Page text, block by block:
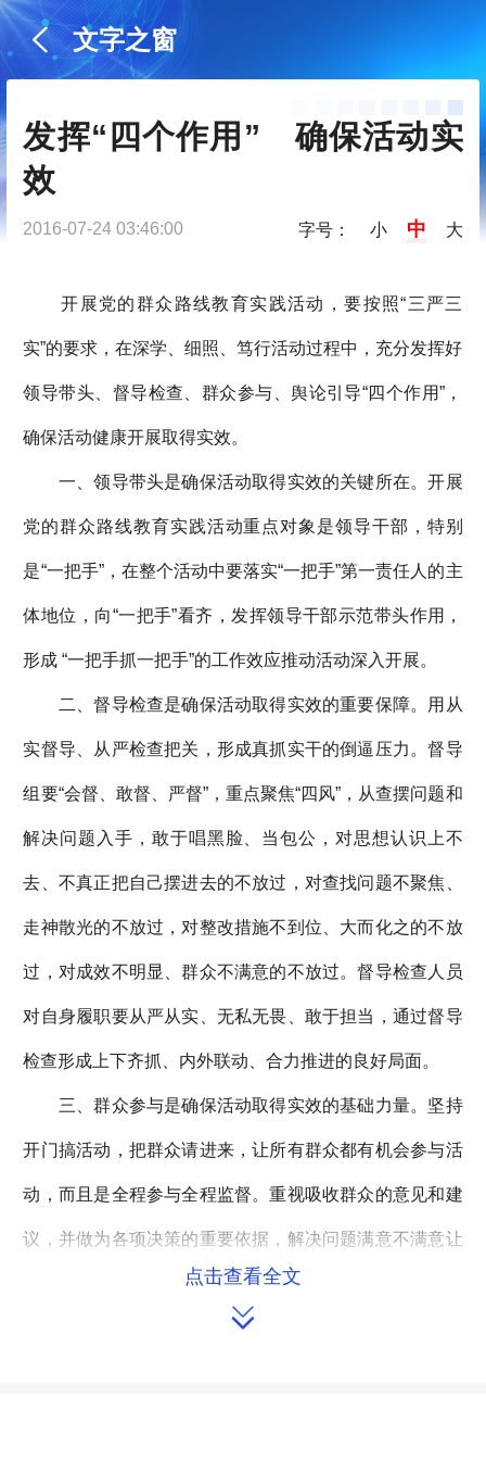
文字之窗
发挥“四个作用”　确保活动实
效
2016-07-24 03:46:00 字号： 小 中 大
开展党的群众路线教育实践活动，要按照“三严三
实”的要求，在深学、细照、笃行活动过程中，充分发挥好
领导带头、督导检查、群众参与、舆论引导“四个作用”，
确保活动健康开展取得实效。
一、领导带头是确保活动取得实效的关键所在。开展
党的群众路线教育实践活动重点对象是领导干部，特别
是“一把手”，在整个活动中要落实“一把手”第一责任人的主
体地位，向“一把手”看齐，发挥领导干部示范带头作用，
形成 “一把手抓一把手”的工作效应推动活动深入开展。
二、督导检查是确保活动取得实效的重要保障。用从
实督导、从严检查把关，形成真抓实干的倒逼压力。督导
组要“会督、敢督、严督”，重点聚焦“四风”，从查摆问题和
解决问题入手，敢于唱黑脸、当包公，对思想认识上不
去、不真正把自己摆进去的不放过，对查找问题不聚焦、
走神散光的不放过，对整改措施不到位、大而化之的不放
过，对成效不明显、群众不满意的不放过。督导检查人员
对自身履职要从严从实、无私无畏、敢于担当，通过督导
检查形成上下齐抓、内外联动、合力推进的良好局面。
三、群众参与是确保活动取得实效的基础力量。坚持
开门搞活动，把群众请进来，让所有群众都有机会参与活
动，而且是全程参与全程监督。重视吸收群众的意见和建
议，并做为各项决策的重要依据，解决问题满意不满意让
群众来评判，活动效果理想不理想让群众来评价，工作开
展的好不好让群众来监督。认真查一查、找一找群众反映
点击查看全文
